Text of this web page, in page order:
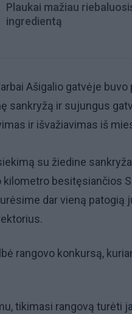
Plaukai mažiau
ingredientą
Ašigalio gatvėje
sankryžą ir sujungus
ir išvažiavimas iš
su žiedine
kilometro besitęsiančios
dar vieną patogią
rangovo konkursą,
tikimasi rangovą turėti